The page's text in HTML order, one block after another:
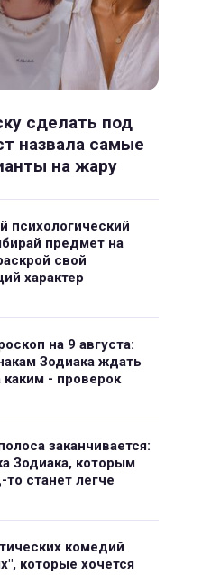
сделать под
назвала самые
на жару
психологический
предмет на
свой
характер
на 9 августа:
Зодиака ждать
каким - проверок
заканчивается:
Зодиака, которым
то станет легче
комедий
которые хочется